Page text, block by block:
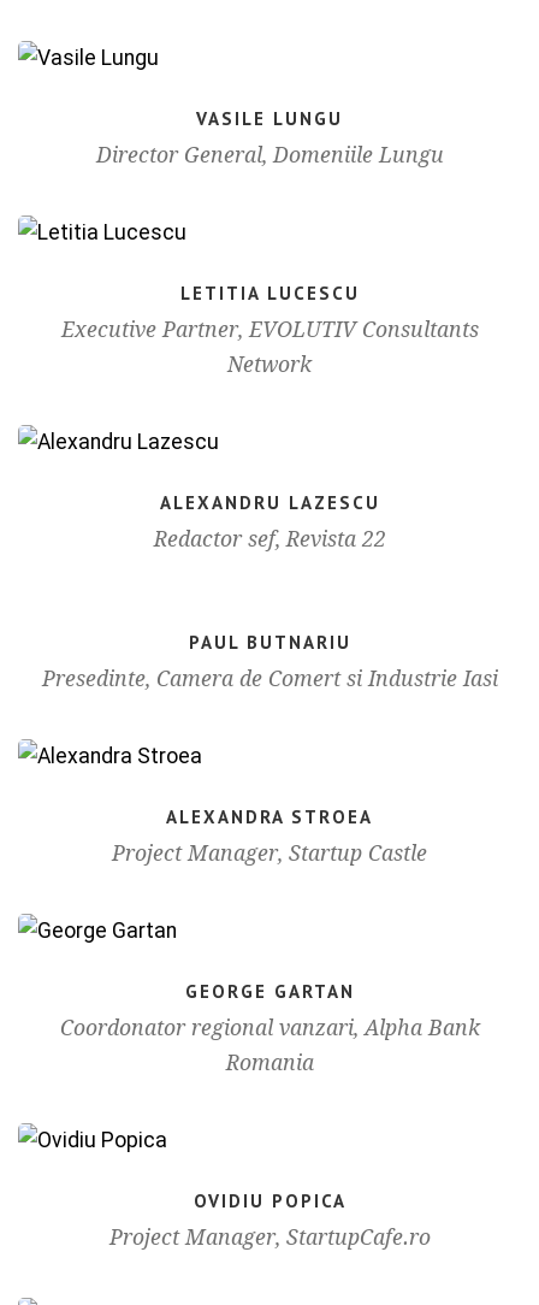
VASILE LUNGU
Director General, Domeniile Lungu
LETITIA LUCESCU
Executive Partner, EVOLUTIV Consultants
Network
ALEXANDRU LAZESCU
Redactor sef, Revista 22
PAUL BUTNARIU
Presedinte, Camera de Comert si Industrie Iasi
ALEXANDRA STROEA
Project Manager, Startup Castle
GEORGE GARTAN
Coordonator regional vanzari, Alpha Bank
Romania
OVIDIU POPICA
Project Manager, StartupCafe.ro